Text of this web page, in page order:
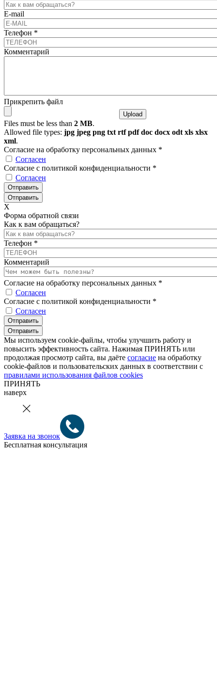
E-mail
Телефон *
Комментарий
Прикрепить файл
Files must be less than 2 MB.
Allowed file types: jpg jpeg png txt rtf pdf doc docx odt xls xlsx
xml.
Согласие на обработку персональных данных *
Согласен
Согласие с политикой конфиденциальности *
Согласен
X
Форма обратной связи
Как к вам обращаться?
Телефон *
Комментарий
Согласие на обработку персональных данных *
Согласен
Согласие с политикой конфиденциальности *
Согласен
Мы используем cookie-файлы, чтобы улучшить работу и
повысить эффективность сайта. Нажимая ПРИНЯТЬ или
продолжая просмотр сайта, вы даёте согласие на обработку
cookie-файлов и пользовательских данных в соответствии с
правилами использования файлов cookies
ПРИНЯТЬ
наверх
Заявка на звонок
Бесплатная консультация